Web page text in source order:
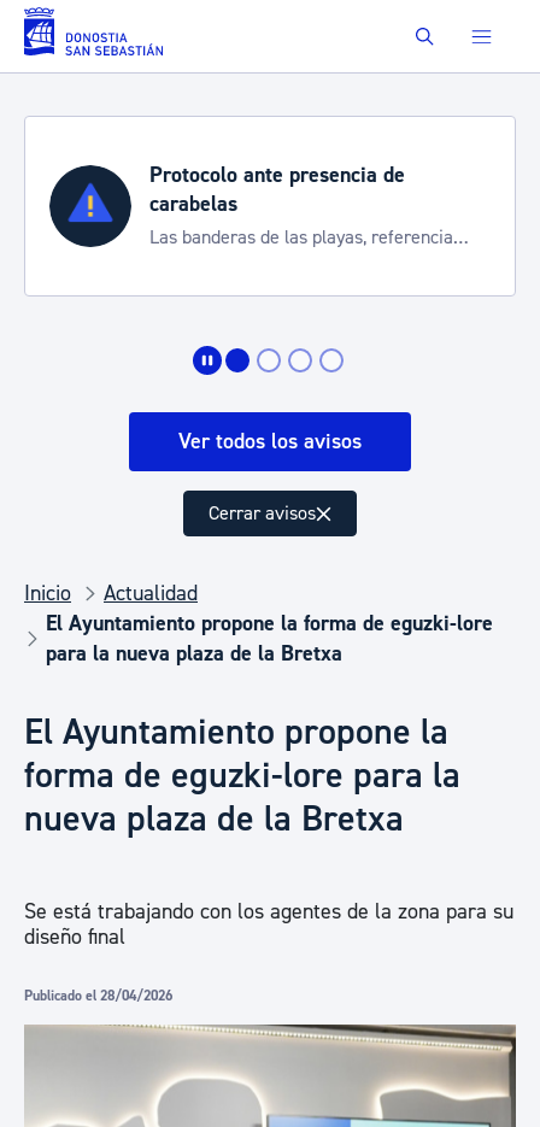
Saltar al contenido principal Buscar
Protocolo ante presencia de
carabelas
Las banderas de las playas, referencia
Ver todos los avisos
Cerrar avisos
Inicio
Actualidad
El Ayuntamiento propone la forma de eguzki-lore
para la nueva plaza de la Bretxa
El Ayuntamiento propone la
forma de eguzki-lore para la
nueva plaza de la Bretxa
Se está trabajando con los agentes de la zona para su
diseño final
Publicado el 28/04/2026